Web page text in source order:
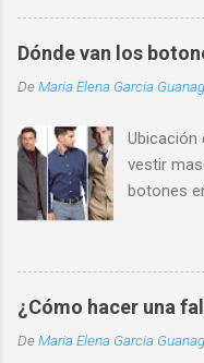
y seguros.
Dónde van los
DeMaria Elena Garcia
Ubicación
vestir
botones
la parte
destacar
caballero
para las
¿Cómo hacer una
DeMaria Elena Garcia